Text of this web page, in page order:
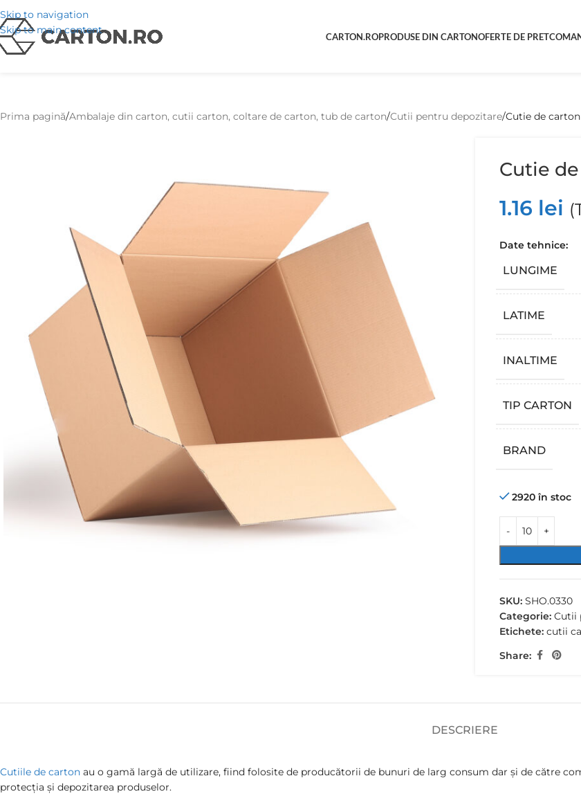
Skip to navigation
Skip to main content
CARTON.ROPRODUSE DIN CARTONOFERTE DE PRET
Prima pagină Ambalaje din carton, cutii carton, coltare de carton, tub de carton Cutii pentru depozitare Cutie de carton
Cutie de
1.16 lei
Date tehnice:
LUNGIME
LATIME
INALTIME
TIP CARTON
BRAND
2920 în stoc
SKU: SHO.0330
Categorie: Cutii
Etichete: cutii
Share:
DESCRIERE
Cutiile de carton au o gamă largă de utilizare, fiind folosite de producătorii de bunuri de larg consum dar și de către
protecția și depozitarea produselor.